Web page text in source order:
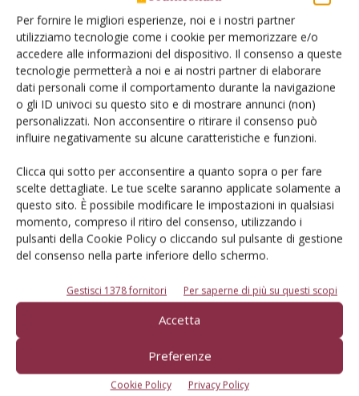
Per fornire le migliori esperienze, noi e i nostri partner
utilizziamo tecnologie come i cookie per memorizzare e/o
accedere alle informazioni del dispositivo. Il consenso a queste
tecnologie permetterà a noi e ai nostri partner di elaborare
dati personali come il comportamento durante la navigazione
o gli ID univoci su questo sito e di mostrare annunci (non)
personalizzati. Non acconsentire o ritirare il consenso può
influire negativamente su alcune caratteristiche e funzioni.
Clicca qui sotto per acconsentire a quanto sopra o per fare
scelte dettagliate. Le tue scelte saranno applicate solamente a
questo sito. È possibile modificare le impostazioni in qualsiasi
momento, compreso il ritiro del consenso, utilizzando i
pulsanti della Cookie Policy o cliccando sul pulsante di gestione
del consenso nella parte inferiore dello schermo.
Gestisci 1378 fornitori Per saperne di più su questi scopi
Accetta
Preferenze
Cookie Policy Privacy Policy
Mercati all’ingrosso: ok, il prezzo è
giusto
E-magazine
Tecniche, prodotti e servizi dalle aziende
Catalogo Aziende e Prodotti
Un modo semplice per cercare un'azienda o un